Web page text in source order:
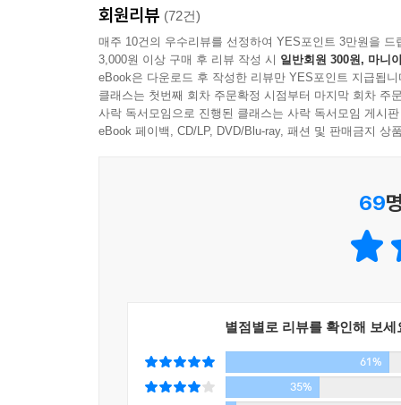
른 글은 구체적인 ‘한 사람’을 선명히 보여준다.
“인터-뷰(inter-view)는 마주하기다. 온몸이 귀가
사람 공부라고 할 때 인터뷰는 두 가지를 아우르
시간이며 사람에 대한 태도를 검증하는 자리이다.”
--- 본문 중에서
저자는 유년, 청춘, 연애, 노동, 가난, 젠더, 학교
입체적으로 구성해본다. 핵심은 ‘삶에 기반한 관점
어떠했다로 풀어내는 것이다. 어떤 단어에서 자
글쓰기는 자기 상처를 드러내는 가장 저렴하고
예로 들어, 고통의 기억을 직시하고 드러내어 치
프리모 레비의 『이것이 인간인가』, 최승자의
읽으면서 자신의 고통을 똑바로 ‘응시’하는 힘이 생
글을 쓰려면 자기 정리의 과정을 거치면서 예민
암송, 독서, 합평 등의 독특한 수업 방식을 설명하
회원리뷰 (72건)
매주 10건의 우수리뷰를 선정하여 YES포인트 3만원을 드
3,000원 이상 구매 후 리뷰 작성 시 일반회원 300원, 마니
eBook은 다운로드 후 작성한 리뷰만 YES포인트 지급됩니
클래스는 첫번째 회차 주문확정 시점부터 마지막 회차 주
사락 독서모임으로 진행된 클래스는 사락 독서모임 게시
eBook 페이백, CD/LP, DVD/Blu-ray, 패션 및 판매금지 상
69
별점별로 리뷰를 확인해 보세
61%
35%